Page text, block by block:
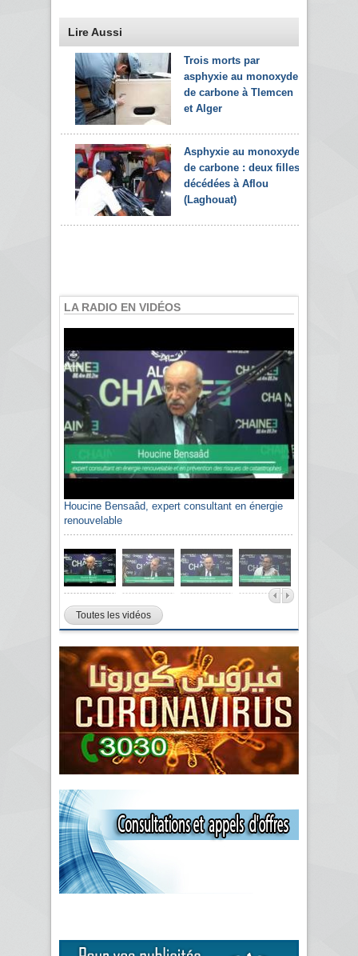
Lire Aussi
Trois morts par
asphyxie au monoxyde
de carbone à Tlemcen
et Alger
Asphyxie au monoxyde
de carbone : deux filles
décédées à Aflou
(Laghouat)
LA RADIO EN VIDÉOS
Houcine Bensaâd, expert consultant en énergie
renouvelable
Toutes les vidéos